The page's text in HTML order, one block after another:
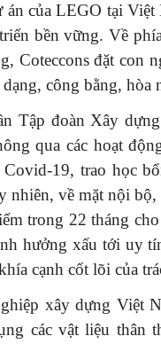
án của LEGO tại
bền vững. Về
Coteccons đặt con
công bằng,
Tập đoàn Xây
qua các hoạt
19, trao học
nhiên, về mặt nội
trong 22 tháng
hưởng xấu tới uy
cạnh cốt lõi của
xây dựng Việt
các vật liệu thân
cuốn sách ảnh chào
XIV của Đảng